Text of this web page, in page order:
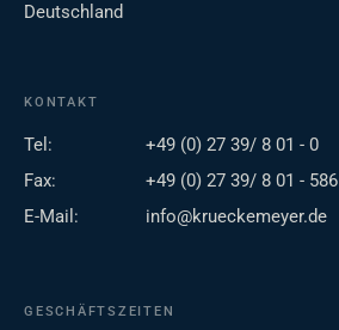
Deutschland
KONTAKT
Tel:
+49 (0) 27 39/ 8 01 - 0
Fax:
+49 (0) 27 39/ 8 01 - 586
E-Mail:
info@krueckemeyer.de
GESCHÄFTSZEITEN